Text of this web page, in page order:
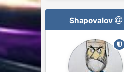
Shapovalov